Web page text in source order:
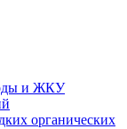
и ЖКУ
органических